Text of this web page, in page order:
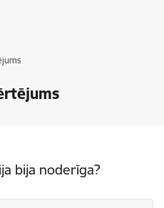
bija noderīga?